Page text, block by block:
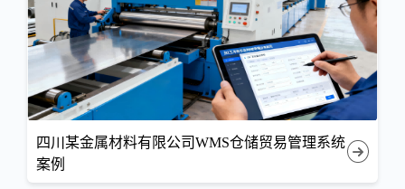
四川某金属材料有限公司WMS仓储贸易管理系统
案例